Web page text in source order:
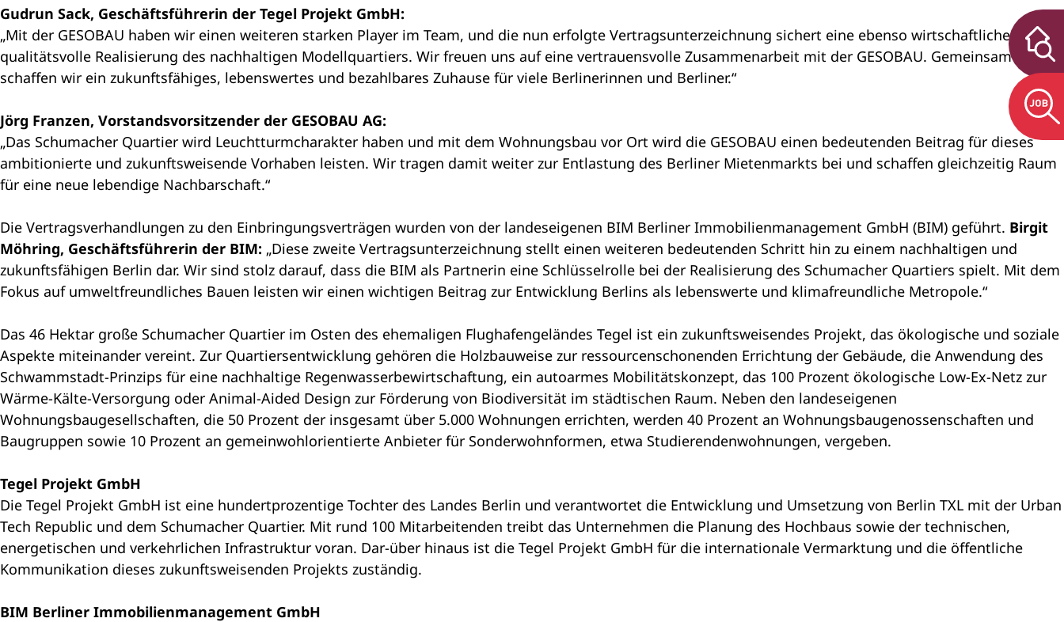
Gudrun Sack, Geschäftsführerin der Tegel Projekt GmbH:
„Mit der GESOBAU haben wir einen weiteren starken Player im Team, und die nun erfolgte Vertragsunterzeichnung sichert eine ebenso wirtschaftliche wie
qualitätsvolle Realisierung des nachhaltigen Modellquartiers. Wir freuen uns auf eine vertrauensvolle Zusammenarbeit mit der GESOBAU. Gemeinsam
schaffen wir ein zukunftsfähiges, lebenswertes und bezahlbares Zuhause für viele Berlinerinnen und Berliner.“
Jörg Franzen, Vorstandsvorsitzender der GESOBAU AG:
„Das Schumacher Quartier wird Leuchtturmcharakter haben und mit dem Wohnungsbau vor Ort wird die GESOBAU einen bedeutenden Beitrag für dieses
ambitionierte und zukunftsweisende Vorhaben leisten. Wir tragen damit weiter zur Entlastung des Berliner Mietenmarkts bei und schaffen gleichzeitig Raum
für eine neue lebendige Nachbarschaft.“
Die Vertragsverhandlungen zu den Einbringungsverträgen wurden von der landeseigenen BIM Berliner Immobilienmanagement GmbH (BIM) geführt. Birgit
Möhring, Geschäftsführerin der BIM: „Diese zweite Vertragsunterzeichnung stellt einen weiteren bedeutenden Schritt hin zu einem nachhaltigen und
zukunftsfähigen Berlin dar. Wir sind stolz darauf, dass die BIM als Partnerin eine Schlüsselrolle bei der Realisierung des Schumacher Quartiers spielt. Mit dem
Fokus auf umweltfreundliches Bauen leisten wir einen wichtigen Beitrag zur Entwicklung Berlins als lebenswerte und klimafreundliche Metropole.“
Das 46 Hektar große Schumacher Quartier im Osten des ehemaligen Flughafengeländes Tegel ist ein zukunftsweisendes Projekt, das ökologische und soziale
Aspekte miteinander vereint. Zur Quartiersentwicklung gehören die Holzbauweise zur ressourcenschonenden Errichtung der Gebäude, die Anwendung des
Schwammstadt-Prinzips für eine nachhaltige Regenwasserbewirtschaftung, ein autoarmes Mobilitätskonzept, das 100 Prozent ökologische Low-Ex-Netz zur
Wärme-Kälte-Versorgung oder Animal-Aided Design zur Förderung von Biodiversität im städtischen Raum. Neben den landeseigenen
Wohnungsbaugesellschaften, die 50 Prozent der insgesamt über 5.000 Wohnungen errichten, werden 40 Prozent an Wohnungsbaugenossenschaften und
Baugruppen sowie 10 Prozent an gemeinwohlorientierte Anbieter für Sonderwohnformen, etwa Studierendenwohnungen, vergeben.
Tegel Projekt GmbH
Die Tegel Projekt GmbH ist eine hundertprozentige Tochter des Landes Berlin und verantwortet die Entwicklung und Umsetzung von Berlin TXL mit der Urban
Tech Republic und dem Schumacher Quartier. Mit rund 100 Mitarbeitenden treibt das Unternehmen die Planung des Hochbaus sowie der technischen,
energetischen und verkehrlichen Infrastruktur voran. Dar-über hinaus ist die Tegel Projekt GmbH für die internationale Vermarktung und die öffentliche
Kommunikation dieses zukunftsweisenden Projekts zuständig.
BIM Berliner Immobilienmanagement GmbH